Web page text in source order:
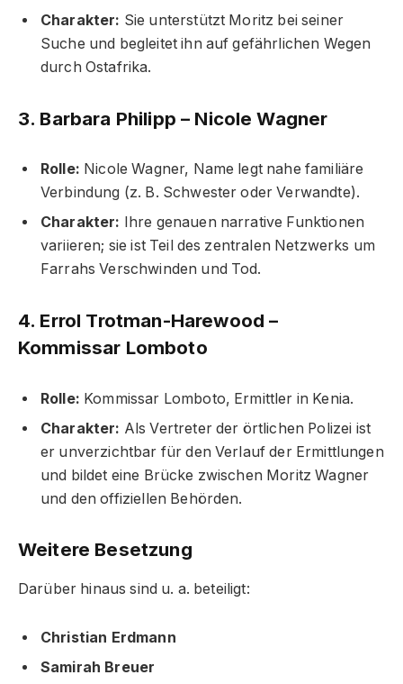
Charakter: Sie unterstützt Moritz bei seiner
Suche und begleitet ihn auf gefährlichen Wegen
durch Ostafrika.
3. Barbara Philipp – Nicole Wagner
Rolle: Nicole Wagner, Name legt nahe familiäre
Verbindung (z. B. Schwester oder Verwandte).
Charakter: Ihre genauen narrative Funktionen
variieren; sie ist Teil des zentralen Netzwerks um
Farrahs Verschwinden und Tod.
4. Errol Trotman-Harewood –
Kommissar Lomboto
Rolle: Kommissar Lomboto, Ermittler in Kenia.
Charakter: Als Vertreter der örtlichen Polizei ist
er unverzichtbar für den Verlauf der Ermittlungen
und bildet eine Brücke zwischen Moritz Wagner
und den offiziellen Behörden.
Weitere Besetzung
Darüber hinaus sind u. a. beteiligt:
Christian Erdmann
Samirah Breuer